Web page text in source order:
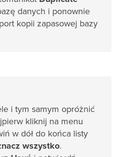
danych i ponownie
kopii zapasowej bazy
i tym samym opróżnić
kliknij na menu
w dół do końca listy
wszystko.